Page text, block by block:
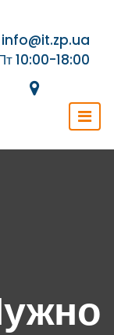
info@it.zp.ua
10:00-18:00